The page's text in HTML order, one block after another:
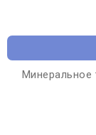
Минеральное